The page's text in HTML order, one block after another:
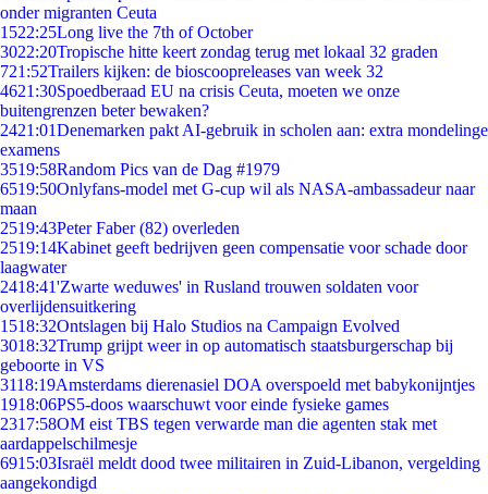
onder migranten Ceuta
1522:25Long live the 7th of October
3022:20Tropische hitte keert zondag terug met lokaal 32 graden
721:52Trailers kijken: de bioscoopreleases van week 32
4621:30Spoedberaad EU na crisis Ceuta, moeten we onze
buitengrenzen beter bewaken?
2421:01Denemarken pakt AI-gebruik in scholen aan: extra mondelinge
examens
3519:58Random Pics van de Dag #1979
6519:50Onlyfans-model met G-cup wil als NASA-ambassadeur naar
maan
2519:43Peter Faber (82) overleden
2519:14Kabinet geeft bedrijven geen compensatie voor schade door
laagwater
2418:41'Zwarte weduwes' in Rusland trouwen soldaten voor
overlijdensuitkering
1518:32Ontslagen bij Halo Studios na Campaign Evolved
3018:32Trump grijpt weer in op automatisch staatsburgerschap bij
geboorte in VS
3118:19Amsterdams dierenasiel DOA overspoeld met babykonijntjes
1918:06PS5-doos waarschuwt voor einde fysieke games
2317:58OM eist TBS tegen verwarde man die agenten stak met
aardappelschilmesje
6915:03Israël meldt dood twee militairen in Zuid-Libanon, vergelding
aangekondigd